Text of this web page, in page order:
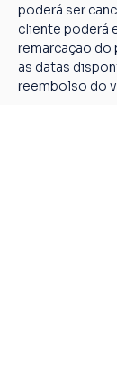
poderá ser
cliente poderá
remarcação
as datas
reembolso do